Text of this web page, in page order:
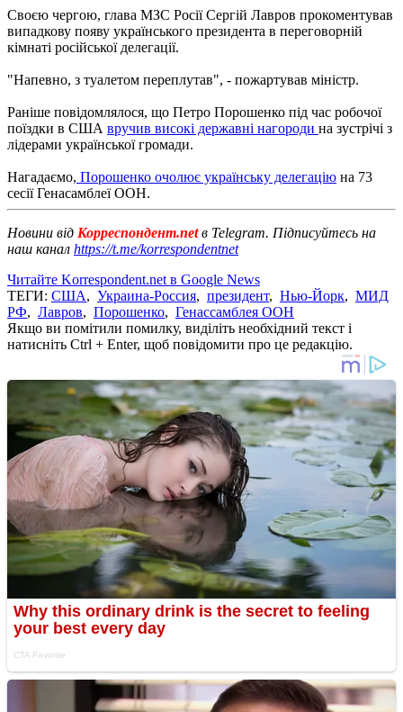
Своєю чергою, глава МЗС Росії Сергій Лавров прокоментував
випадкову появу українського президента в переговорній
кімнаті російської делегації.
"Напевно, з туалетом переплутав", - пожартував міністр.
Раніше повідомлялося, що Петро Порошенко під час робочої
поїздки в США вручив високі державні нагороди на зустрічі з
лідерами української громади.
Нагадаємо, Порошенко очолює українську делегацію на 73
сесії Генасамблеї ООН.
Новини від Корреспондент.netв Telegram. Підписуйтесь на
наш канал https://t.me/korrespondentnet
Читайте Korrespondent.net в Google News
ТЕГИ: США, Украина-Россия, президент, Нью-Йорк, МИД
РФ, Лавров, Порошенко, Генассамблея ООН
Якщо ви помітили помилку, виділіть необхідний текст і
натисніть Ctrl + Enter, щоб повідомити про це редакцію.